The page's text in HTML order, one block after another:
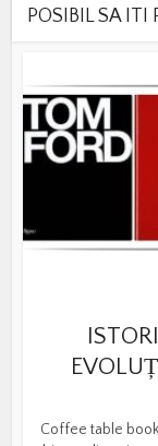
POSIBIL SA ITI
Coffee table